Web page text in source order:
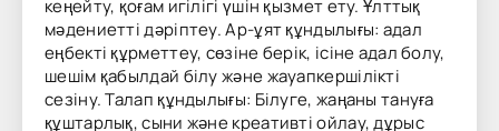
кеңейту, қоғам игілігі үшін қызмет ету. Ұлттық
мәдениетті дәріптеу. Ар-ұят құндылығы: адал
еңбекті құрметтеу, сөзіне берік, ісіне адал болу,
шешім қабылдай білу және жауапкершілікті
сезіну. Талап құндылығы: Білуге, жаңаны тануға
құштарлық, сыни және креативті ойлау, дұрыс